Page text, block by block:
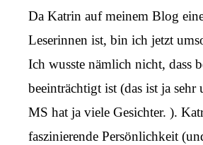
Da Katrin auf meinem Blog
Leserinnen ist, bin ich jetzt
Ich wusste nämlich nicht, dass
beeinträchtigt ist (das ist ja sehr
MS hat ja viele Gesichter. ).
faszinierende Persönlichkeit